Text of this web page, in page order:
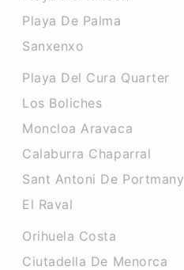
Playa De Palma
Sanxenxo
Playa Del Cura Quarter
Los Boliches
Moncloa Aravaca
Calaburra Chaparral
Sant Antoni De Portmany
El Raval
Orihuela Costa
Ciutadella De Menorca